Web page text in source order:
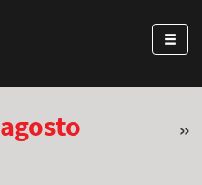
agosto »